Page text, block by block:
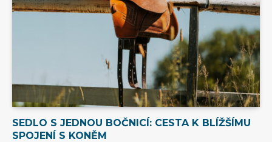
SEDLO S JEDNOU BOČNICÍ: CESTA K BLÍŽŠÍMU
SPOJENÍ S KONĚM